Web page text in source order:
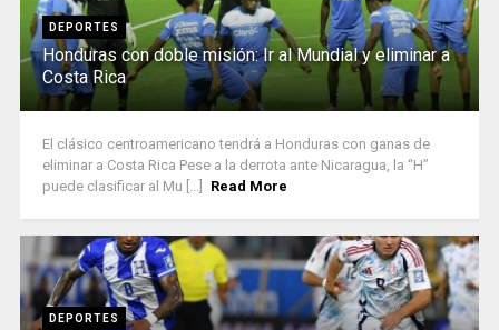
DEPORTES
Honduras con doble misión: Ir al Mundial y eliminar a
Costa Rica
El clásico centroamericano tendrá a Honduras con ganas de
eliminar a Costa Rica Pese a la derrota ante Nicaragua, la “H”
puede clasificar al Mu [...]
Read More
DEPORTES